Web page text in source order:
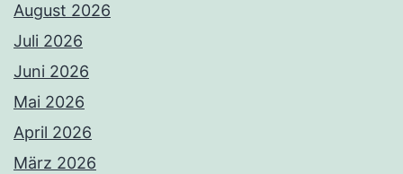
August 2026
Juli 2026
Juni 2026
Mai 2026
April 2026
März 2026